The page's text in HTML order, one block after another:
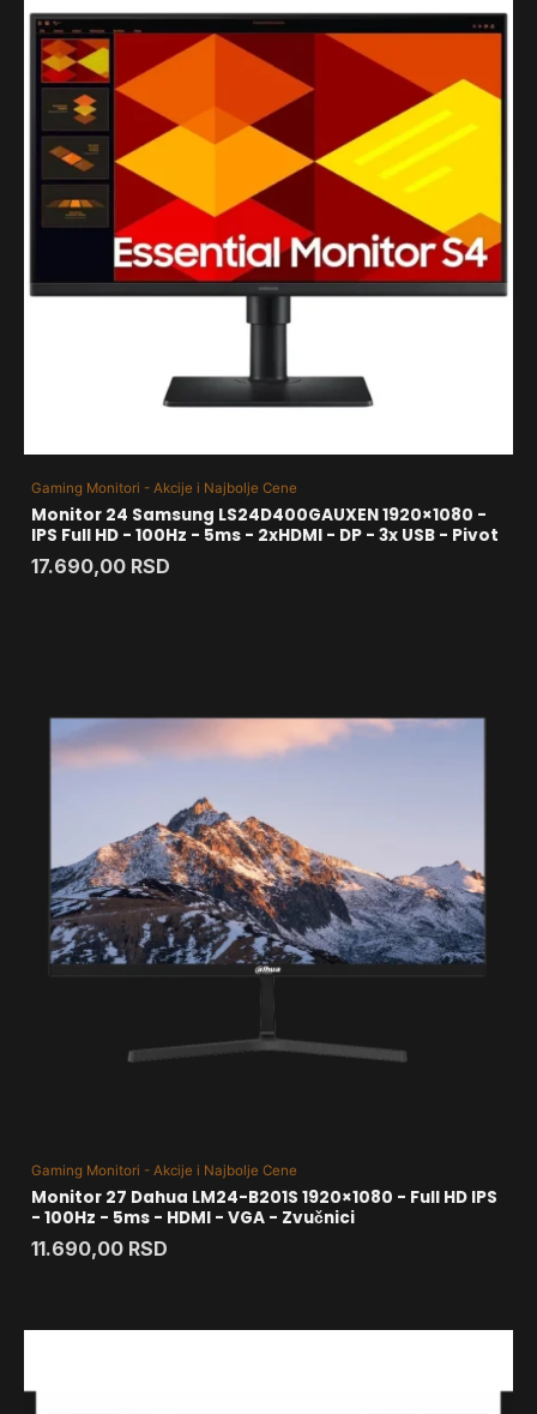
Gaming Monitori - Akcije i Najbolje Cene
Monitor 24 Samsung LS24D400GAUXEN 1920×1080 -
IPS Full HD - 100Hz - 5ms - 2xHDMI - DP - 3x USB - Pivot
17.690,00 RSD
Gaming Monitori - Akcije i Najbolje Cene
Monitor 27 Dahua LM24-B201S 1920×1080 - Full HD IPS
- 100Hz - 5ms - HDMI - VGA - Zvučnici
11.690,00 RSD